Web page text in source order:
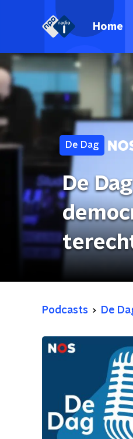
Home
De Dag
De
Podcasts De